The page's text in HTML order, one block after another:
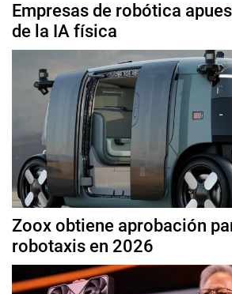
Empresas de robótica
de la IA física
Zoox obtiene aprobación
robotaxis en 2026